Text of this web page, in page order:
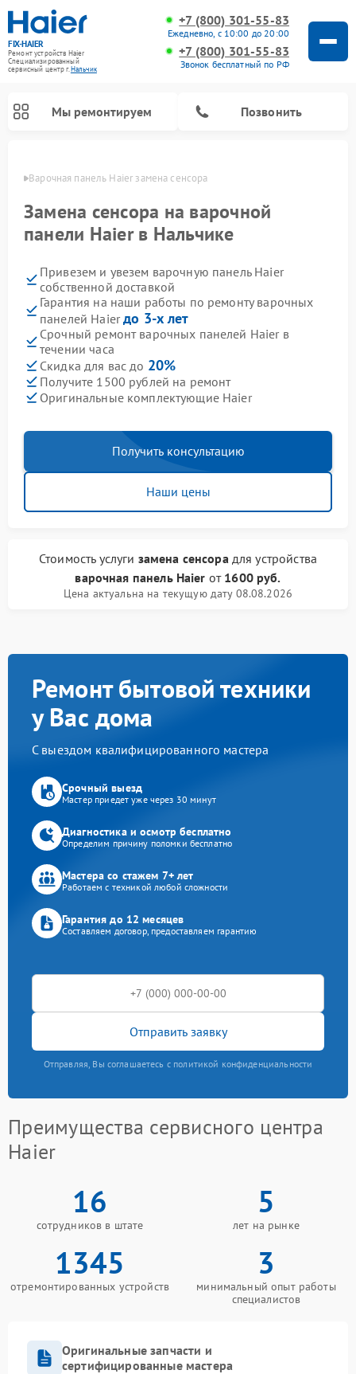
FIX-HAIER
Ремонт устройств Haier
Специализированный
cервисный центр г.Нальчик
+7 (800) 301-55-83
Ежедневно, с 10:00 до 20:00
+7 (800) 301-55-83
Звонок бесплатный по РФ
Мы ремонтируем Позвонить
Варочная панель Haier замена сенсора
Замена сенсора на варочной
панели Haier в Нальчике
Привезем и увезем варочную панель Haier
собственной доставкой
Гарантия на наши работы по ремонту варочных
панелей Haierдо 3-х лет
Срочный ремонт варочных панелей Haier в
течении часа
Скидка для вас до 20%
Получите 1500 рублей на ремонт
Оригинальные комплектующие Haier
Получить консультацию
Наши цены
Стоимость услуги замена сенсорадля устройства
варочная панель Haier от 1600 руб.
Цена актуальна на текущую дату 08.08.2026
Ремонт бытовой техники
у Вас дома
С выездом квалифицированного мастера
Срочный выезд
Мастер приедет уже через 30 минут
Диагностика и осмотр бесплатно
Определим причину поломки бесплатно
Мастера со стажем 7+ лет
Работаем с техникой любой сложности
Гарантия до 12 месяцев
Составляем договор, предоставляем гарантию
Отправить заявку
Отправляя, Вы соглашаетесь с политикой конфиденциальности
Преимущества сервисного центра
Haier
16
сотрудников в штате
5
лет на рынке
1345
отремонтированных устройств
3
минимальный опыт работы
специалистов
Оригинальные запчасти и
сертифицированные мастера